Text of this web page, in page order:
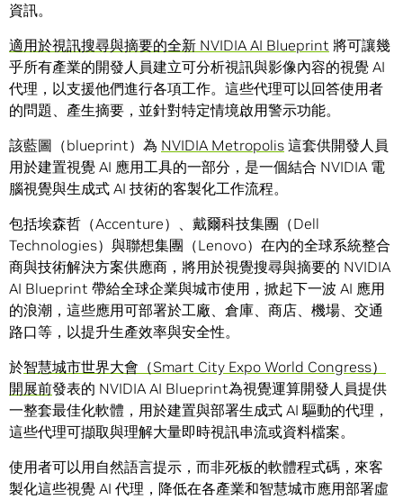
資訊。
適用於視訊搜尋與摘要的全新 NVIDIA AI Blueprint 將可讓幾
乎所有產業的開發人員建立可分析視訊與影像內容的視覺 AI
代理，以支援他們進行各項工作。這些代理可以回答使用者
的問題、產生摘要，並針對特定情境啟用警示功能。
該藍圖（blueprint）為 NVIDIA Metropolis 這套供開發人員
用於建置視覺 AI 應用工具的一部分，是一個結合 NVIDIA 電
腦視覺與生成式 AI 技術的客製化工作流程。
包括埃森哲（Accenture）、戴爾科技集團（Dell
Technologies）與聯想集團（Lenovo）在內的全球系統整合
商與技術解決方案供應商，將用於視覺搜尋與摘要的 NVIDIA
AI Blueprint 帶給全球企業與城市使用，掀起下一波 AI 應用
的浪潮，這些應用可部署於工廠、倉庫、商店、機場、交通
路口等，以提升生產效率與安全性。
於智慧城市世界大會（Smart City Expo World Congress）
開展前發表的 NVIDIA AI Blueprint為視覺運算開發人員提供
一整套最佳化軟體，用於建置與部署生成式 AI 驅動的代理，
這些代理可擷取與理解大量即時視訊串流或資料檔案。
使用者可以用自然語言提示，而非死板的軟體程式碼，來客
製化這些視覺 AI 代理，降低在各產業和智慧城市應用部署虛